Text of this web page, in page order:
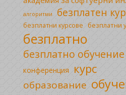
алгоритми безплатен
безплатни курсове безплатни
безплатно
безплатно обучение
конференция курс
образование